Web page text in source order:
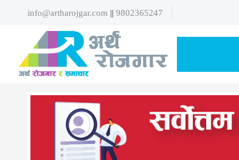
info@artharojgar.com || 9802365247